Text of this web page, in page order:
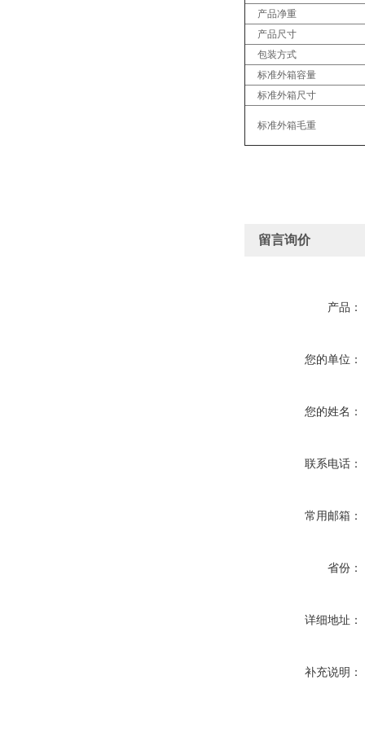
产品净重
产品尺寸
包装方式
标准外箱容量
标准外箱尺寸
标准外箱毛重
留言询价
产品：
您的单位：
您的姓名：
联系电话：
常用邮箱：
省份：
详细地址：
补充说明：